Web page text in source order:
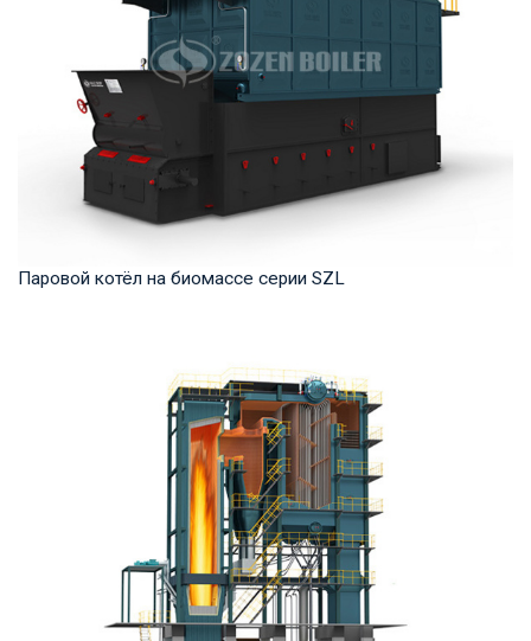
Паровой котёл на биомассе серии SZL
продукта: 4-35 т/ч Температура на выходе: ...